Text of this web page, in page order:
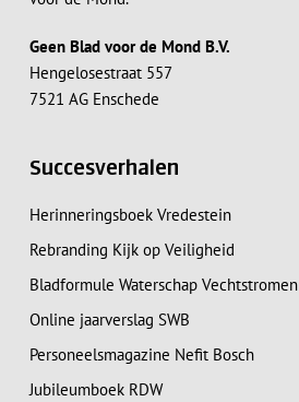
Geen Blad voor de Mond B.V.
Hengelosestraat 557
7521 AG Enschede
Succesverhalen
Herinneringsboek Vredestein
Rebranding Kijk op Veiligheid
Bladformule Waterschap Vechtstromen
Online jaarverslag SWB
Personeelsmagazine Nefit Bosch
Jubileumboek RDW